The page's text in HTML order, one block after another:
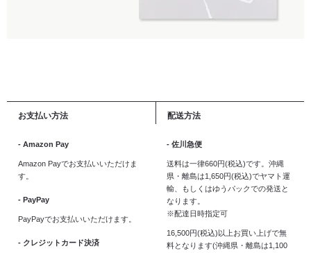
お支払い方法
- Amazon Pay
Amazon Payでお支払いいただけま
す。
- PayPay
PayPayでお支払いいただけます。
- クレジットカード決済
配送方法
- 佐川急便
送料は一律660円(税込)です。沖縄
県・離島は1,650円(税込)でヤマト運
輸、もしくはゆうパックでの発送と
なります。
※配達日時指定可
16,500円(税込)以上お買い上げで無
料となります(沖縄県・離島は1,100